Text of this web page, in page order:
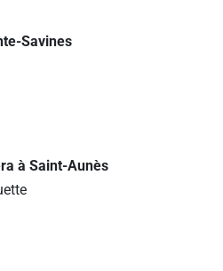
Savines
à Saint-Aunès